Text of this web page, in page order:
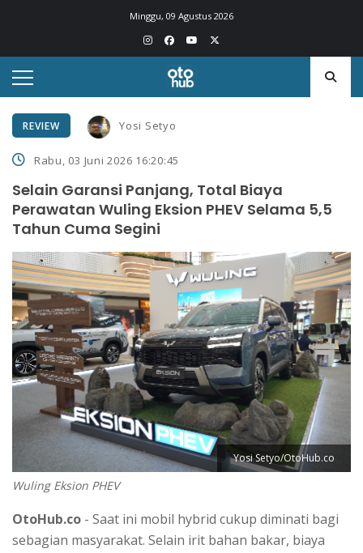
Minggu, 09 Agustus 2026
REVIEW Yosi Setyo
Rabu, 03 Juni 2026 16:20:45
Selain Garansi Panjang, Total Biaya
Perawatan Wuling Eksion PHEV Selama 5,5
Tahun Cuma Segini
Yosi Setyo/OtoHub.co
Wuling Eksion PHEV
OtoHub.co - Saat ini mobil hybrid cukup diminati bagi
sebagian masyarakat. Selain irit bahan bakar, biaya